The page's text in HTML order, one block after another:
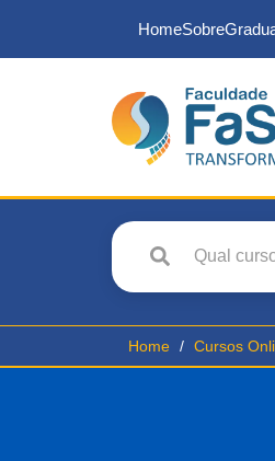
HomeSobre
Home Cursos